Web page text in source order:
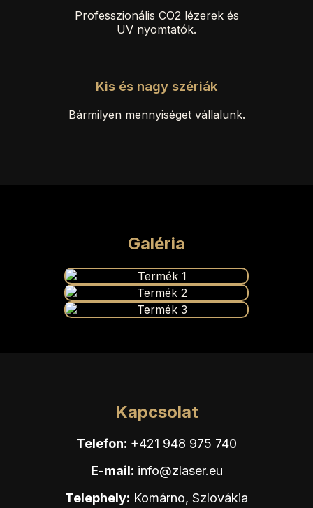
Professzionális CO2 lézerek és
UV nyomtatók.
Kis és nagy szériák
Bármilyen mennyiséget vállalunk.
Galéria
Kapcsolat
Telefon: +421 948 975 740
E-mail: info@zlaser.eu
Telephely: Komárno, Szlovákia